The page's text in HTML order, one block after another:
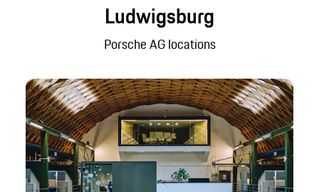
Ludwigsburg
Porsche AG locations